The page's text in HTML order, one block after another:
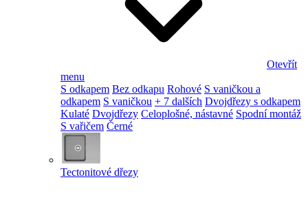
Otevřít
menu
S odkapem Bez odkapu Rohové S vaničkou a
odkapem S vaničkou + 7 dalších Dvojdřezy s odkapem
Kulaté Dvojdřezy Celoplošné, nástavné Spodní montáž
S vařičem Černé
Tectonitové dřezy